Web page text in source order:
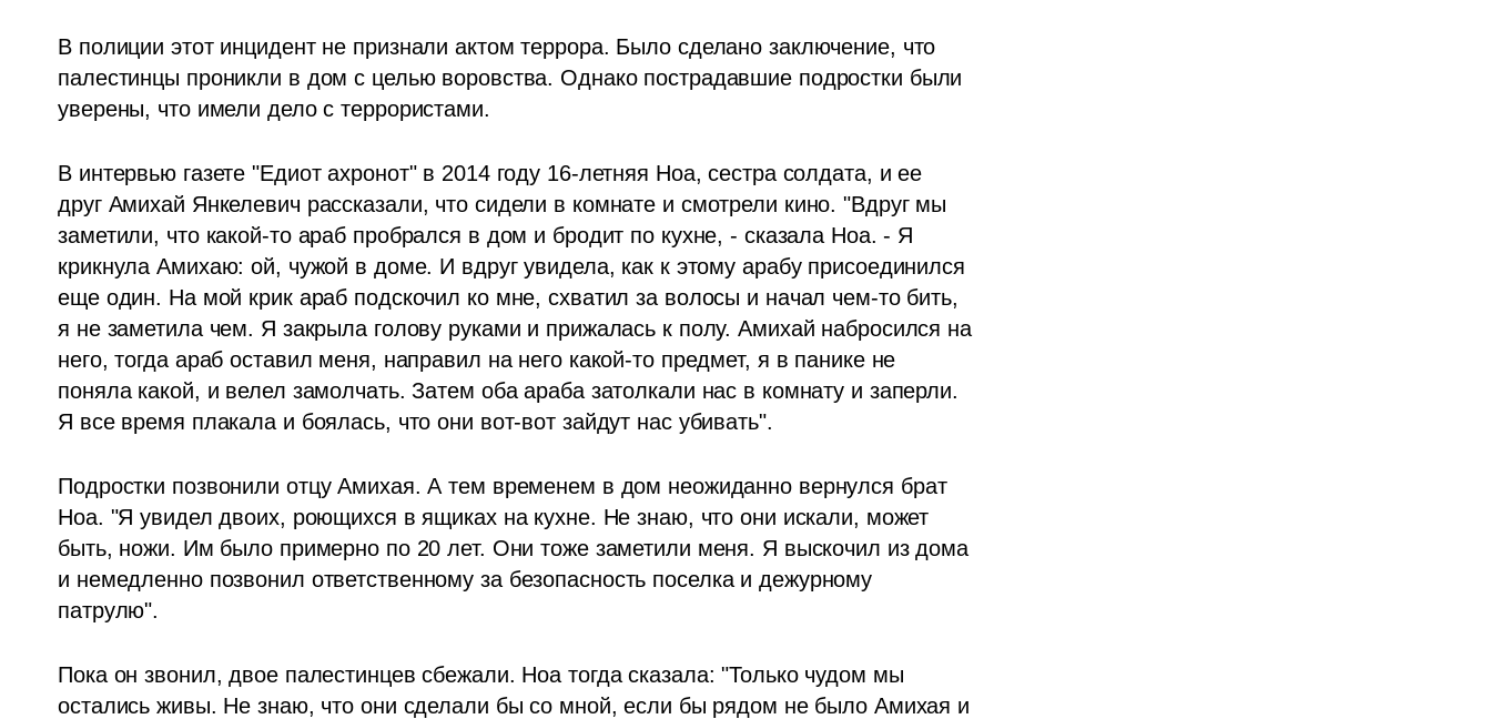
В полиции этот инцидент не признали актом террора. Было сделано заключение, что
палестинцы проникли в дом с целью воровства. Однако пострадавшие подростки были
уверены, что имели дело с террористами.
В интервью газете "Едиот ахронот" в 2014 году 16-летняя Ноа, сестра солдата, и ее
друг Амихай Янкелевич рассказали, что сидели в комнате и смотрели кино. "Вдруг мы
заметили, что какой-то араб пробрался в дом и бродит по кухне, - сказала Ноа. - Я
крикнула Амихаю: ой, чужой в доме. И вдруг увидела, как к этому арабу присоединился
еще один. На мой крик араб подскочил ко мне, схватил за волосы и начал чем-то бить,
я не заметила чем. Я закрыла голову руками и прижалась к полу. Амихай набросился на
него, тогда араб оставил меня, направил на него какой-то предмет, я в панике не
поняла какой, и велел замолчать. Затем оба араба затолкали нас в комнату и заперли.
Я все время плакала и боялась, что они вот-вот зайдут нас убивать".
Подростки позвонили отцу Амихая. А тем временем в дом неожиданно вернулся брат
Ноа. "Я увидел двоих, роющихся в ящиках на кухне. Не знаю, что они искали, может
быть, ножи. Им было примерно по 20 лет. Они тоже заметили меня. Я выскочил из дома
и немедленно позвонил ответственному за безопасность поселка и дежурному
патрулю".
Пока он звонил, двое палестинцев сбежали. Ноа тогда сказала: "Только чудом мы
остались живы. Не знаю, что они сделали бы со мной, если бы рядом не было Амихая и